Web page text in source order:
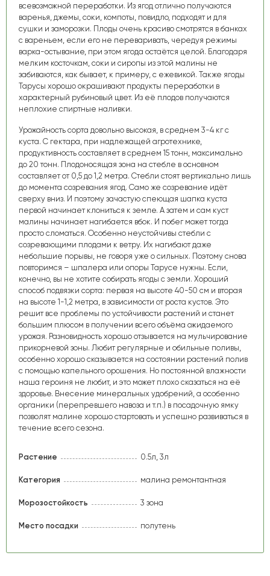
всевозможной переработки. Из ягод отлично получаются
варенья, джемы, соки, компоты, повидло, подходят и для
сушки и заморозки. Плоды очень красиво смотрятся в банках
с вареньем, если его не переваривать, чередуя режимы
варка-остывание, при этом ягода остаётся целой. Благодаря
мелким косточкам, соки и сиропы из этой малины не
забиваются, как бывает, к примеру, с ежевикой. Также ягоды
Тарусы хорошо окрашивают продукты переработки в
характерный рубиновый цвет. Из её плодов получаются
неплохие спиртные наливки.
Урожайность сорта довольно высокая, в среднем 3-4 кг с
куста. С гектара, при надлежащей агротехнике,
продуктивность составляет в среднем 15 тонн, максимально
до 20 тонн. Плодоносящая зона на стебле в основном
составляет от 0,5 до 1,2 метра. Стебли стоят вертикально лишь
до момента созревания ягод. Само же созревание идёт
сверху вниз. И поэтому зачастую спеющая шапка куста
первой начинает клониться к земле. А затем и сам куст
малины начинает нагибается вбок. И побег может тогда
просто сломаться. Особенно неустойчивы стебли с
созревающими плодами к ветру. Их нагибают даже
небольшие порывы, не говоря уже о сильных. Поэтому снова
повторимся – шпалера или опоры Тарусе нужны. Если,
конечно, вы не хотите собирать ягоды с земли. Хороший
способ подвязки сорта: первая на высоте 40-50 см и вторая
на высоте 1-1,2 метра, в зависимости от роста кустов. Это
решит все проблемы по устойчивости растений и станет
большим плюсом в получении всего объёма ожидаемого
урожая. Разновидность хорошо отзывается на мульчирование
прикорневой зоны. Любит регулярные и обильные поливы,
особенно хорошо сказывается на состоянии растений полив
с помощью капельного орошения. Но постоянной влажности
наша героиня не любит, и это может плохо сказаться на её
здоровье. Внесение минеральных удобрений, а особенно
органики (перепревшего навоза и т.п.) в посадочную ямку
позволят малине хорошо стартовать и успешно развиваться в
течение всего сезона.
Растение 0.5л, 3л
Категория малина ремонтантная
Морозостойкость 3 зона
Место посадки полутень